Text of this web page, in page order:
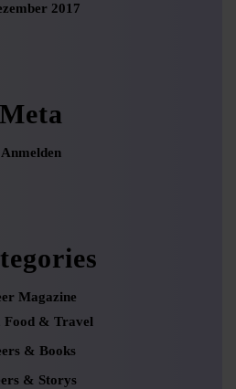
2017
Meta
Anmelden
Magazine
Food & Travel
& Books
& Storys